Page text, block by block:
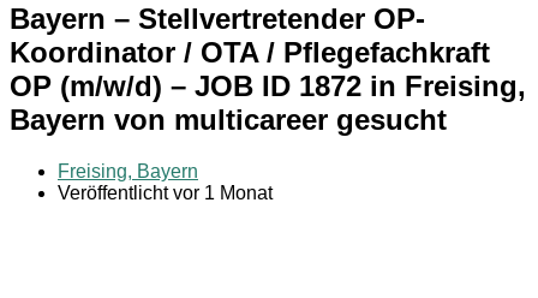
Bayern – Stellvertretender OP-
Koordinator / OTA / Pflegefachkraft
OP (m/w/d) – JOB ID 1872 in Freising,
Bayern von multicareer gesucht
Freising, Bayern
Veröffentlicht vor 1 Monat